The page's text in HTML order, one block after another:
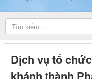
Dịch vụ tổ
khánh thành